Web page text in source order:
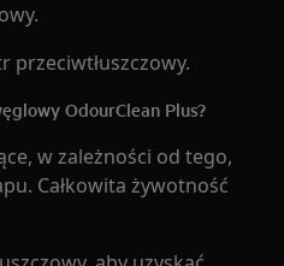
przeciwtłuszczowy.
OdourClean Plus?
w zależności od tego,
Całkowita żywotność